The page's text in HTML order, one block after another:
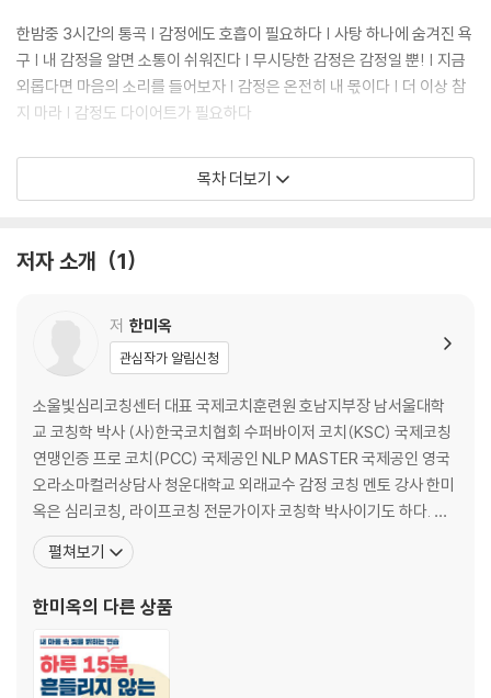
한밤중 3시간의 통곡 | 감정에도 호흡이 필요하다 | 사탕 하나에 숨겨진 욕
구 | 내 감정을 알면 소통이 쉬워진다 | 무시당한 감정은 감정일 뿐! | 지금
외롭다면 마음의 소리를 들어보자 | 감정은 온전히 내 몫이다 | 더 이상 참
지 마라 | 감정도 다이어트가 필요하다
2. 감정을 받아들이면 생기는 변화
가 날 땐 호흡을 하자 | 내 의견을 말할 용기가 필요해 | 비밀의 방으로 들어
아이의 자존감과 직결된다
3. 감정의 뿌리를 알면 나아갈 힘이 생긴다
내 마음속 투덜이를 만나자 | 초감정이 무엇인지 아시나요? | 초감정에서
벗어나기 | 당위적인 생각에서 오는 함정을 조심하라 | 번아웃 상태라면 감
정을 점검하라 | 마음이 아플 땐 약을 먹자 | 긍정 감정으로 전환하면 활짝
웃게 된다 | 잇몸 콤플렉스에서 벗어나다 | 내 마음속 태풍을 잠재우는 방
다행일기를 쓰자 | 엄마의 성향을 돌아보자 | 엄마의 가치관을 자녀에게 강
요하지 마라 | 무시당한 감정의 욕구를 읽어주자 | 감정 스펙을 관리하라 |
상처받은 감정은 건강한 성장을 방해한다 | 소통을 잘 하려면 마음공감이
목차 더보기
저자 소개 1
저 한미옥
관심작가 알림신청
소울빛심리코칭센터 대표 국제코치훈련원 호남지부장 남서울대학
교 코칭학 박사 (사)한국코치협회 수퍼바이저 코치(KSC) 국제코칭
연맹인증 프로 코치(PCC) 국제공인 NLP MASTER 국제공인 영국
오라소마컬러상담사 청운대학교 외래교수 감정 코칭 멘토 강사 한미
옥은 심리코칭, 라이프코칭 전문가이자 코칭학 박사이기도 하다. 그
녀는 ‘삶은 고통이다’라고 생각할 정도로 마음의 고통을 안고 살았다.
그러다 2022년 한 사건으로 인해 감정적 고통에 사로잡혀 있을 때 새
님께 받았다. 이후, 그녀의
펼쳐보기
한미옥의 다른 상품